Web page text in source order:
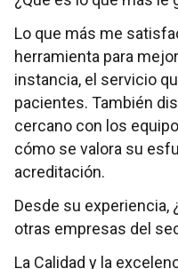
Lo que más me
herramienta para
instancia, el servicio
pacientes. También
cercano con los
cómo se valora su
acreditación.
Desde su experiencia,
otras empresas del
La Calidad y la